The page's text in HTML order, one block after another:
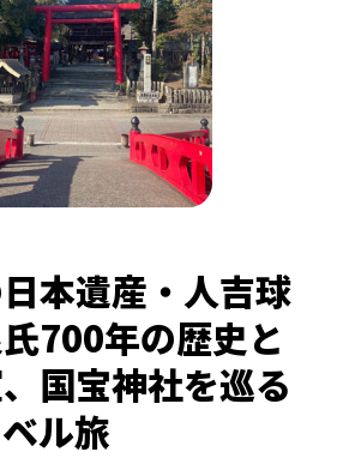
本遺産・人吉球
700年の歴史と
国宝神社を巡る
ル旅